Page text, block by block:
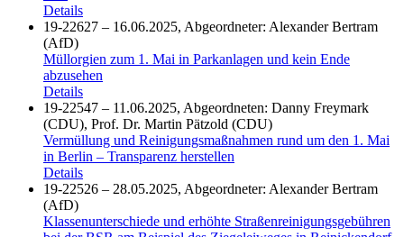
Details
19-22627 – 16.06.2025, Abgeordneter: Alexander Bertram
(AfD)
Müllorgien zum 1. Mai in Parkanlagen und kein Ende
abzusehen
Details
19-22547 – 11.06.2025, Abgeordneten: Danny Freymark
(CDU), Prof. Dr. Martin Pätzold (CDU)
Vermüllung und Reinigungsmaßnahmen rund um den 1. Mai
in Berlin – Transparenz herstellen
Details
19-22526 – 28.05.2025, Abgeordneter: Alexander Bertram
(AfD)
Klassenunterschiede und erhöhte Straßenreinigungsgebühren